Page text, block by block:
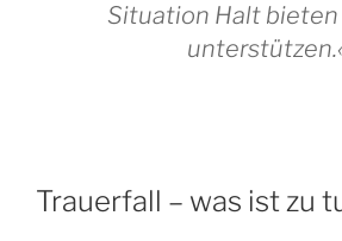
Situation Halt bieten
Trauerfall – was ist zu